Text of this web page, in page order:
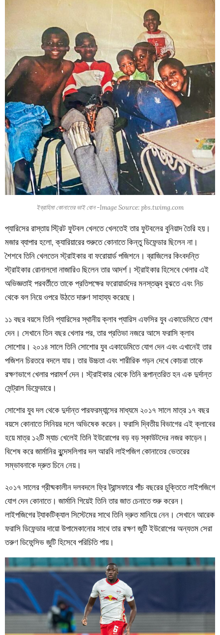
ইব্রাহিমা কোনাতের ভাই বোন -Image Source: pbs.twimg.com
প্যারিসের রাস্তায় স্ট্রিট ফুটবল খেলতে খেলতেই তার ফুটবলের বুনিয়াদ তৈরি হয়।
মজার ব্যাপার হলো, ক্যারিয়ারের শুরুতে কোনাতে কিন্তু ডিফেন্ডার ছিলেন না।
শৈশবে তিনি খেলতেন স্ট্রাইকার বা ফরোয়ার্ড পজিশনে। ব্রাজিলের কিংবদন্তি
স্ট্রাইকার রোনালদো নাজারিও ছিলেন তার আদর্শ। স্ট্রাইকার হিসেবে খেলার এই
অভিজ্ঞতাই পরবর্তীতে তাকে প্রতিপক্ষের ফরোয়ার্ডদের মনস্তত্ত্ব বুঝতে এবং নিচ
থেকে বল নিয়ে ওপরে উঠতে দারুণ সাহায্য করেছে।
১১ বছর বয়সে তিনি প্যারিসের স্থানীয় ক্লাব প্যারিস এফসির যুব একাডেমিতে যোগ
দেন। সেখানে তিন বছর খেলার পর, তার প্রতিভা নজরে আসে ফরাসি ক্লাব
সোশোর। ২০১৪ সালে তিনি সোশোর যুব একাডেমিতে যোগ দেন এবং এখানেই তার
পজিশন চিরতরে বদলে যায়। তার উচ্চতা এবং শারীরিক গড়ন দেখে কোচরা তাকে
রক্ষণভাগে খেলার পরামর্শ দেন। স্ট্রাইকার থেকে তিনি রূপান্তরিত হন এক দুর্দান্ত
সেন্ট্রাল ডিফেন্ডারে।
সোশোর যুব দল থেকে দুর্দান্ত পারফরম্যান্সের মাধ্যমে ২০১৭ সালে মাত্র ১৭ বছর
বয়সে কোনাতে সিনিয়র দলে অভিষেক করেন। ফরাসি দ্বিতীয় বিভাগের এই ক্লাবের
হয়ে মাত্র ১২টি ম্যাচ খেলেই তিনি ইউরোপের বড় বড় স্কাউটদের নজর কাড়েন।
বিশেষ করে জার্মানির বুন্দেসলিগার দল আরবি লাইপজিগ কোনাতের ভেতরের
সম্ভাবনাকে দ্রুত চিনে নেয়।
২০১৭ সালের গ্রীষ্মকালীন দলবদলে ফ্রি ট্রান্সফারে পাঁচ বছরের চুক্তিতে লাইপজিগে
যোগ দেন কোনাতে। জার্মানি গিয়েই তিনি তার জাত চেনাতে শুরু করেন।
লাইপজিগের ট্যাকটিক্যাল সিস্টেমের সাথে তিনি দ্রুত মানিয়ে নেন। সেখানে আরেক
ফরাসি ডিফেন্ডার দায়ো উপামেকানোর সাথে তার রক্ষণ জুটি ইউরোপের অন্যতম সেরা
তরুণ ডিফেন্সিভ জুটি হিসেবে পরিচিতি পায়।